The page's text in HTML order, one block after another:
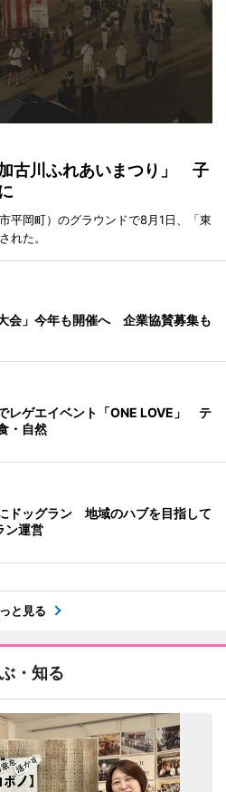
古川ふれあいまつり」 子
平岡町）のグラウンドで8月1日、「東
れた。
会」今年も開催へ 企業協賛募集も
レゲエイベント「ONE LOVE」 テ
・自然
ドッグラン 地域のハブを目指して
ン運営
と見る
・知る